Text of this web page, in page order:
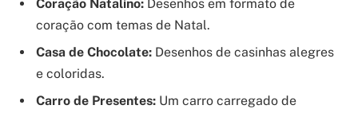
Coração Natalino: Desenhos em formato de
coração com temas de Natal.
Casa de Chocolate: Desenhos de casinhas alegres
e coloridas.
Carro de Presentes: Um carro carregado de